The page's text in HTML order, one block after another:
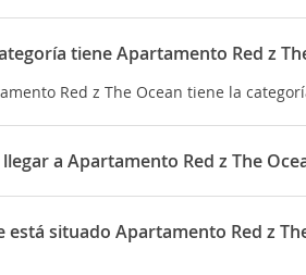
tiene Apartamento Red z
Red z The Ocean tiene la
llegar a Apartamento Red z The
ofrece tarifas con todo incluido
Se podrá aplicar un suplemento
está situado Apartamento Red z